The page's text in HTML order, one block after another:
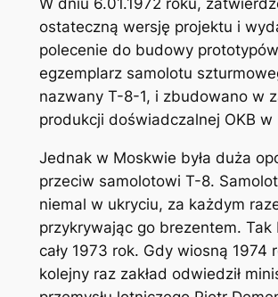
W dniu 6.01.1972 roku,
ostateczną wersję projektu i
polecenie do budowy
egzemplarz samolotu
nazwany T-8-1, i zbudowano w
produkcji doświadczalnej OKB w
Jednak w Moskwie była duża
przeciw samolotowi T-8.
niemal w ukryciu, za każdym
przykrywając go brezentem. Tak
cały 1973 rok. Gdy wios­ną 1974
kolejny raz zakład odwiedził